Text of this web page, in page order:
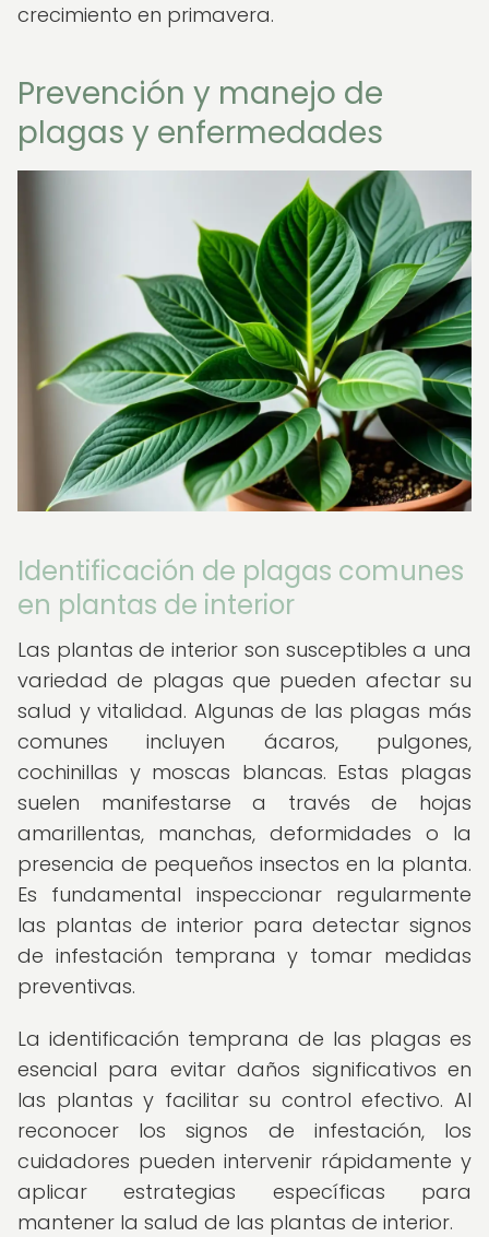
crecimiento en primavera.
Prevención y manejo de
plagas y enfermedades
Identificación de plagas comunes
en plantas de interior
Las plantas de interior son susceptibles a una
variedad de plagas que pueden afectar su
salud y vitalidad. Algunas de las plagas más
comunes incluyen ácaros, pulgones,
cochinillas y moscas blancas. Estas plagas
suelen manifestarse a través de hojas
amarillentas, manchas, deformidades o la
presencia de pequeños insectos en la planta.
Es fundamental inspeccionar regularmente
las plantas de interior para detectar signos
de infestación temprana y tomar medidas
preventivas.
La identificación temprana de las plagas es
esencial para evitar daños significativos en
las plantas y facilitar su control efectivo. Al
reconocer los signos de infestación, los
cuidadores pueden intervenir rápidamente y
aplicar estrategias específicas para
mantener la salud de las plantas de interior.